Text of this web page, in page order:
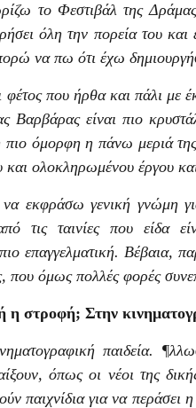
το Φεστιβάλ της
όλη την πορεία του
να πω ότι έχω
φέτος που ήρθα και πάλι με
Βαρβάρας είναι πιο
όμορφη η πάνω μεριά
και ολοκληρωμένου έργου
εκφράσω γενική γνώμη
ταινίες που είδα
επαγγελματική. Βέβαια,
που όμως πολλές φορές
η στροφή; Στην
παιδεία.
όπως οι νέοι της
παιχνίδια για να